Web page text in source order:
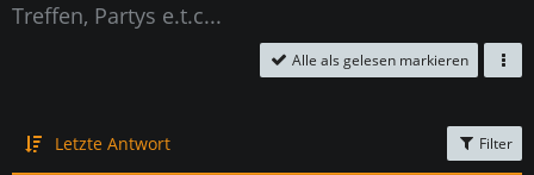
Treffen, Partys e.t.c...
Alle als gelesen markieren
Letzte Antwort Filter